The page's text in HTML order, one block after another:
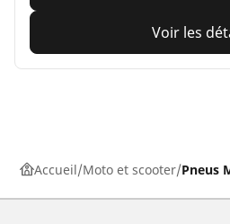
Voir les
Accueil Moto et scooter Pneus